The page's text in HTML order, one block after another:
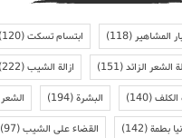
المشاهير(118) ابتسام تسكت(120)
الشعر الزائد(151) ازالة الشيب(222)
الكلف(140) البشرة(194) الشعر
بطمة(142) القضاء على الشيب(97)